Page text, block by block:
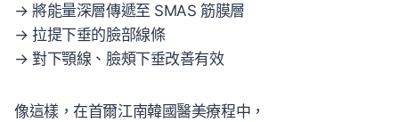
→ 將能量深層傳遞至 SMAS 筋膜層
→ 拉提下垂的臉部線條
→ 對下顎線、臉頰下垂改善有效
像這樣，在首爾江南韓國醫美療程中，